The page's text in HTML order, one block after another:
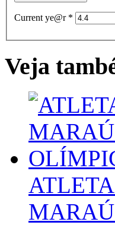
Current ye@r *
Veja
MARAÚ